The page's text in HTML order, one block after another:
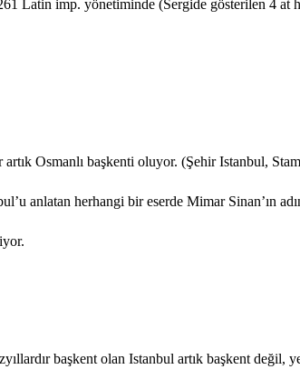
Latin imp. yönetiminde (Sergide gösterilen 4 at
Osmanlı başkenti oluyor. (Şehir Istanbul,
anlatan herhangi bir eserde Mimar Sinan’ın
başkent olan Istanbul artık başkent değil,